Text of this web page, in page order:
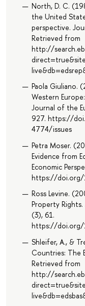
North, D. C.
the United
perspective.
Retrieved from
http://
Paola Giuliano.
Western
Journal of the
927. https://
4774/issues
Petra Moser.
Evidence from
Economic
https://doi.org/
Ross Levine.
Property
(3), 61.
https://doi.org/
Shleifer, A., &
Countries: The
Retrieved from
http://